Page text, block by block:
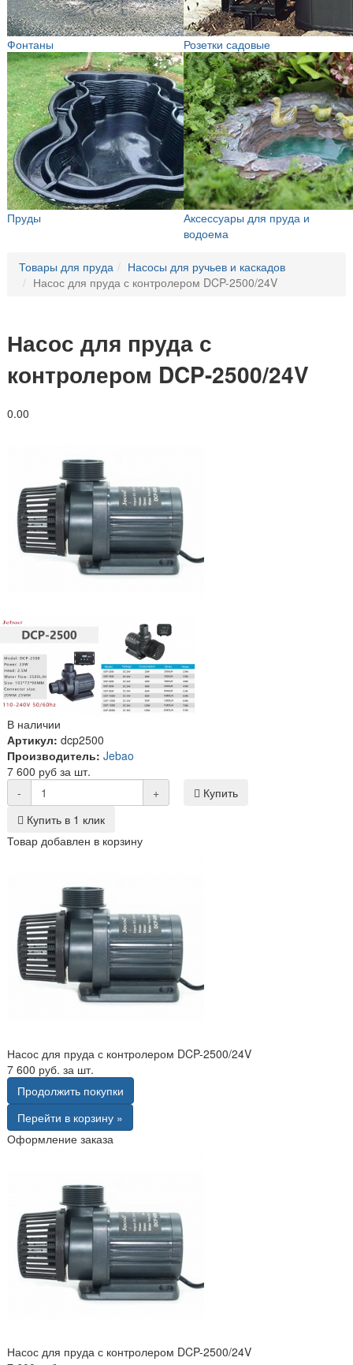
Фонтаны Розетки садовые
Пруды
Аксессуары для пруда и
водоема
Товары для пруда
Насосы для ручьев и каскадов
Насос для пруда с контролером DCP-2500/24V
Насос для пруда с
контролером DCP-2500/24V
0.00
В наличии
Артикул: dcp2500
Производитель: Jebao
7 600 руб за шт.
-
+
Купить
Купить в 1 клик
Товар добавлен в корзину
Насос для пруда с контролером DCP-2500/24V
7 600 руб. за шт.
Продолжить покупки
Перейти в корзину »
Оформление заказа
Насос для пруда с контролером DCP-2500/24V